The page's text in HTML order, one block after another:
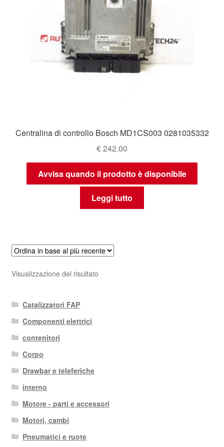
Centralina di controllo Bosch MD1CS003 0281035332
€242.00
Avvisa quando il prodotto è disponibile
Leggi tutto
Visualizzazione del risultato
Catalizzatori FAP
Componenti elettrici
contenitori
Corpo
Drawbar e teleferiche
interno
Motore - parti e accessori
Motori, cambi
Pneumatici e ruote